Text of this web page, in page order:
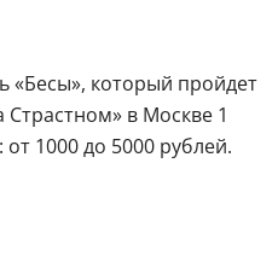
«Бесы», который пройдет
в Москве 1
1000 до 5000 рублей.